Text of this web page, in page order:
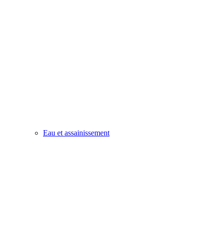
Eau et assainissement